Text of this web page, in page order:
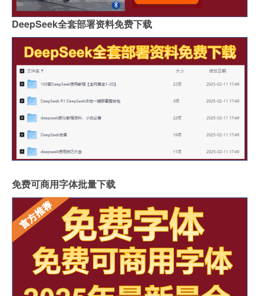
DeepSeek全套部署资料免费下载
免费可商用字体批量下载